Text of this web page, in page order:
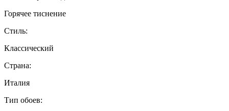
Горячее тиснение
Стиль:
Классический
Страна:
Италия
Тип обоев: